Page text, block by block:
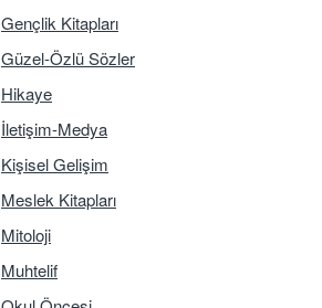
Gençlik Kitapları
Güzel-Özlü Sözler
Hikaye
İletişim-Medya
Kişisel Gelişim
Meslek Kitapları
Mitoloji
Muhtelif